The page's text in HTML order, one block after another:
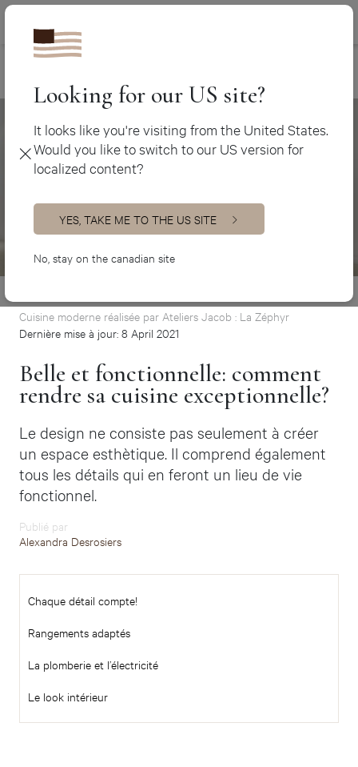
Dernière mise à jour: 8 April 2021
Belle et fonctionnelle: comment
rendre sa cuisine exceptionnelle?
Le design ne consiste pas seulement à créer
un espace esthètique. Il comprend également
tous les détails qui en feront un lieu de vie
fonctionnel.
Publié par
Alexandra Desrosiers
Cuisine moderne réalisée par Ateliers Jacob : La Zéphyr
Chaque détail compte!
Rangements adaptés
La plomberie et l’électricité
Le look intérieur
Looking for our US site?
It looks like you're visiting from the United States.
Would you like to switch to our US version for
localized content?
YES, TAKE ME TO THE US SITE
No, stay on the canadian site